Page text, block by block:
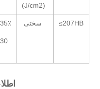
(J/cm2)
≤207HB